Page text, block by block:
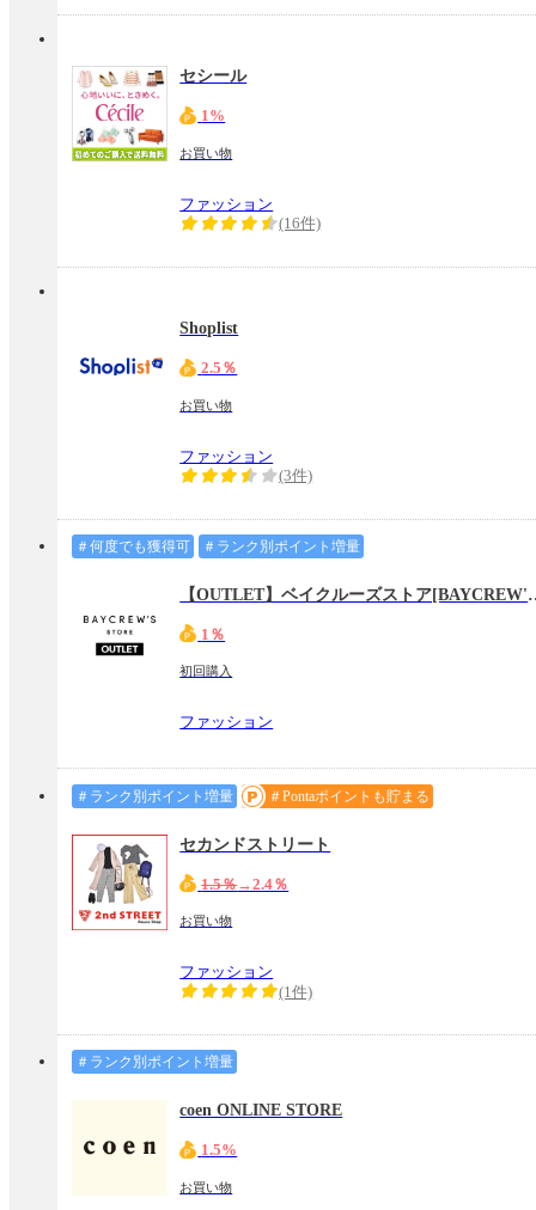
セシール
1%
お買い物
ファッション
(16件)
Shoplist
2.5％
お買い物
ファッション
(3件)
＃何度でも獲得可 ＃ランク別ポイント増量
【OUTLET】ベ
1％
初回購入
ファッション
＃ランク別ポイント増量 ＃Pontaポイントも貯まる
セカンドストリート
1.5％→2.4％
お買い物
ファッション
(1件)
＃ランク別ポイント増量
coen ONLINE STORE
1.5%
お買い物